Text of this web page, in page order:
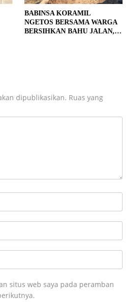
BABINSA KORAMIL
NGETOS BERSAMA WARGA
BERSIHKAN BAHU JALAN,
dipublikasikan. Ruas yang
situs web saya pada peramban